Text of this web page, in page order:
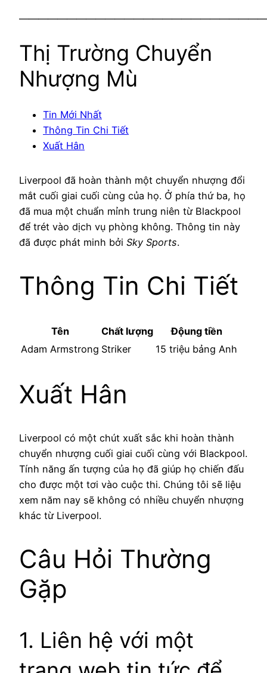
Thị Trường Chuyển
Nhượng Mù
Tin Mới Nhất
Thông Tin Chi Tiết
Xuất Hân
Liverpool đã hoàn thành một chuyển nhượng đổi
mắt cuối giai cuối cùng của họ. Ở phía thứ ba, họ
đã mua một chuẩn mỉnh trung niên từ Blackpool
để trét vào dịch vụ phòng không. Thông tin này
đã được phát minh bởi Sky Sports.
Thông Tin Chi Tiết
Tên Chất lượng
Độung tiền
Adam Armstrong Striker 15 triệu bảng Anh
Xuất Hân
Liverpool có một chút xuất sắc khi hoàn thành
chuyển nhượng cuối giai cuối cùng với Blackpool.
Tính năng ấn tượng của họ đã giúp họ chiến đấu
cho được một tơi vào cuộc thi. Chúng tôi sẽ liệu
xem năm nay sẽ không có nhiều chuyển nhượng
khác từ Liverpool.
Câu Hỏi Thường
Gặp
1. Liên hệ với một